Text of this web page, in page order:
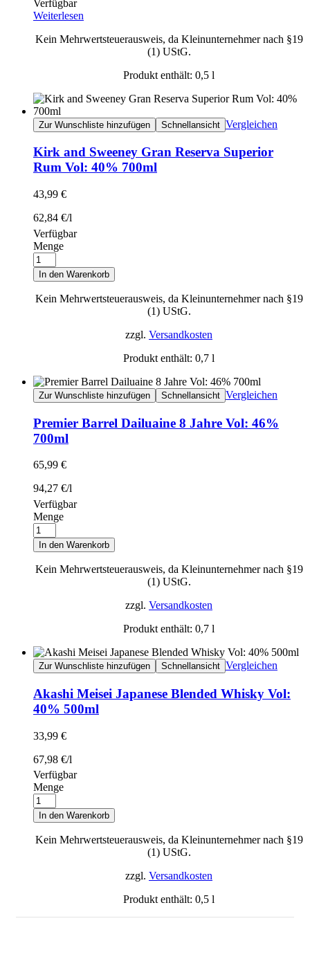
Verfügbar
Weiterlesen
Kein Mehrwertsteuerausweis, da Kleinunternehmer nach §19
(1) UStG.
Produkt enthält: 0,5 l
Zur Wunschliste hinzufügen Schnellansicht Vergleichen
Kirk and Sweeney Gran Reserva Superior
Rum Vol: 40% 700ml
43,99 €
62,84 €/l
Verfügbar
Menge
In den Warenkorb
Kein Mehrwertsteuerausweis, da Kleinunternehmer nach §19
(1) UStG.
zzgl. Versandkosten
Produkt enthält: 0,7 l
Zur Wunschliste hinzufügen Schnellansicht Vergleichen
Premier Barrel Dailuaine 8 Jahre Vol: 46%
700ml
65,99 €
94,27 €/l
Verfügbar
Menge
In den Warenkorb
Kein Mehrwertsteuerausweis, da Kleinunternehmer nach §19
(1) UStG.
zzgl. Versandkosten
Produkt enthält: 0,7 l
Zur Wunschliste hinzufügen Schnellansicht Vergleichen
Akashi Meisei Japanese Blended Whisky Vol:
40% 500ml
33,99 €
67,98 €/l
Verfügbar
Menge
In den Warenkorb
Kein Mehrwertsteuerausweis, da Kleinunternehmer nach §19
(1) UStG.
zzgl. Versandkosten
Produkt enthält: 0,5 l